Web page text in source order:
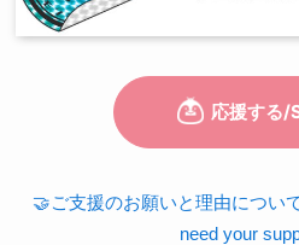
🤝ご支援のお願いと理由につい
need your